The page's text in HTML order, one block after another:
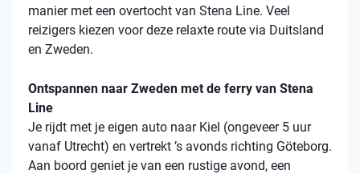
manier met een overtocht van Stena Line. Veel
reizigers kiezen voor deze relaxte route via Duitsland
en Zweden.
Ontspannen naar Zweden met de ferry van Stena
Line
Je rijdt met je eigen auto naar Kiel (ongeveer 5 uur
vanaf Utrecht) en vertrekt ’s avonds richting Göteborg.
Aan boord geniet je van een rustige avond, een